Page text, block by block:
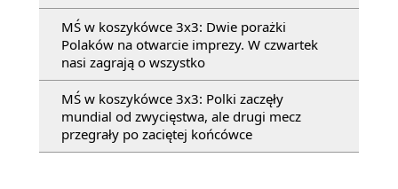
MŚ w koszykówce 3x3: Dwie porażki
Polaków na otwarcie imprezy. W czwartek
nasi zagrają o wszystko
MŚ w koszykówce 3x3: Polki zaczęły
mundial od zwycięstwa, ale drugi mecz
przegrały po zaciętej końcówce